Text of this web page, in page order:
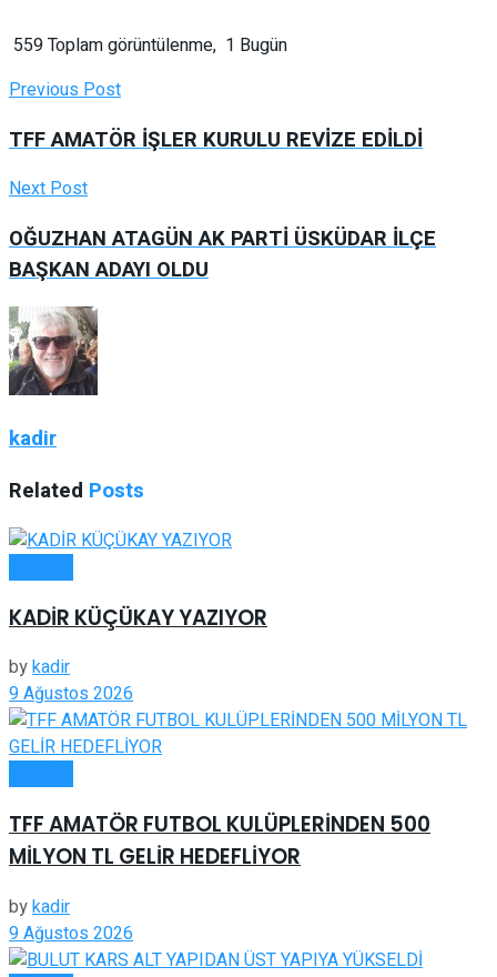
559 Toplam görüntülenme, 1 Bugün
Previous Post
TFF AMATÖR İŞLER KURULU REVİZE EDİLDİ
Next Post
OĞUZHAN ATAGÜN AK PARTİ ÜSKÜDAR İLÇE
BAŞKAN ADAYI OLDU
kadir
Related Posts
KADİR KÜÇÜKAY YAZIYOR
bykadir
9 Ağustos 2026
TFF AMATÖR FUTBOL KULÜPLERİNDEN 500
MİLYON TL GELİR HEDEFLİYOR
bykadir
9 Ağustos 2026